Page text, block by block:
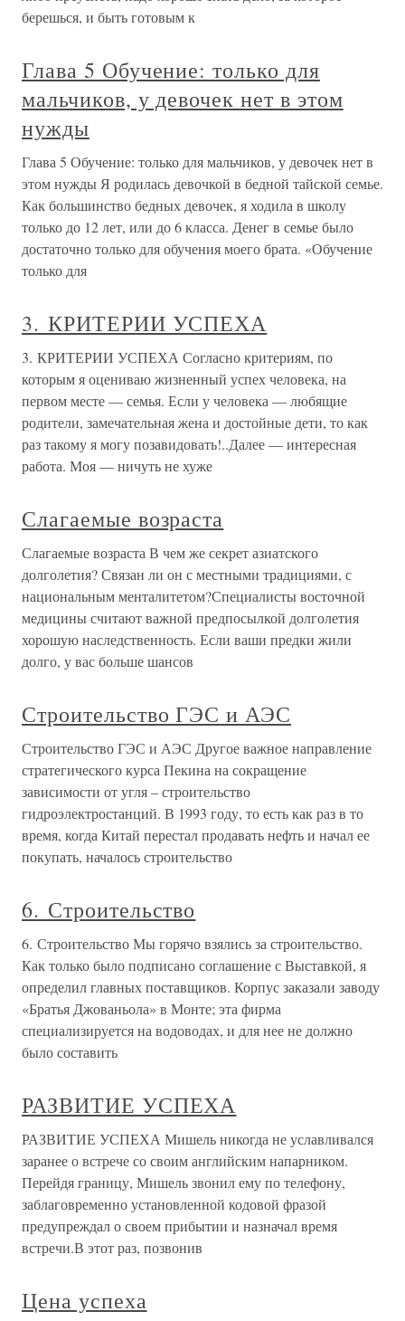
берешься, и быть готовым к
Глава 5 Обучение: только для
мальчиков, у девочек нет в этом
нужды
Глава 5 Обучение: только для мальчиков, у девочек нет в
этом нужды Я родилась девочкой в бедной тайской семье.
Как большинство бедных девочек, я ходила в школу
только до 12 лет, или до 6 класса. Денег в семье было
достаточно только для обучения моего брата. «Обучение
только для
3. КРИТЕРИИ УСПЕХА
3. КРИТЕРИИ УСПЕХА Согласно критериям, по
которым я оцениваю жизненный успех человека, на
первом месте — семья. Если у человека — любящие
родители, замечательная жена и достойные дети, то как
раз такому я могу позавидовать!..Далее — интересная
работа. Моя — ничуть не хуже
Слагаемые возраста
Слагаемые возраста В чем же секрет азиатского
долголетия? Связан ли он с местными традициями, с
национальным менталитетом?Специалисты восточной
медицины считают важной предпосылкой долголетия
хорошую наследственность. Если ваши предки жили
долго, у вас больше шансов
Строительство ГЭС и АЭС
Строительство ГЭС и АЭС Другое важное направление
стратегического курса Пекина на сокращение
зависимости от угля – строительство
гидроэлектростанций. В 1993 году, то есть как раз в то
время, когда Китай перестал продавать нефть и начал ее
покупать, началось строительство
6. Строительство
6. Строительство Мы горячо взялись за строительство.
Как только было подписано соглашение с Выставкой, я
определил главных поставщиков. Корпус заказали заводу
«Братья Джованьола» в Монте; эта фирма
специализируется на водоводах, и для нее не должно
было составить
РАЗВИТИЕ УСПЕХА
РАЗВИТИЕ УСПЕХА Мишель никогда не уславливался
заранее о встрече со своим английским напарником.
Перейдя границу, Мишель звонил ему по телефону,
заблаговременно установленной кодовой фразой
предупреждал о своем прибытии и назначал время
встречи.В этот раз, позвонив
Цена успеха